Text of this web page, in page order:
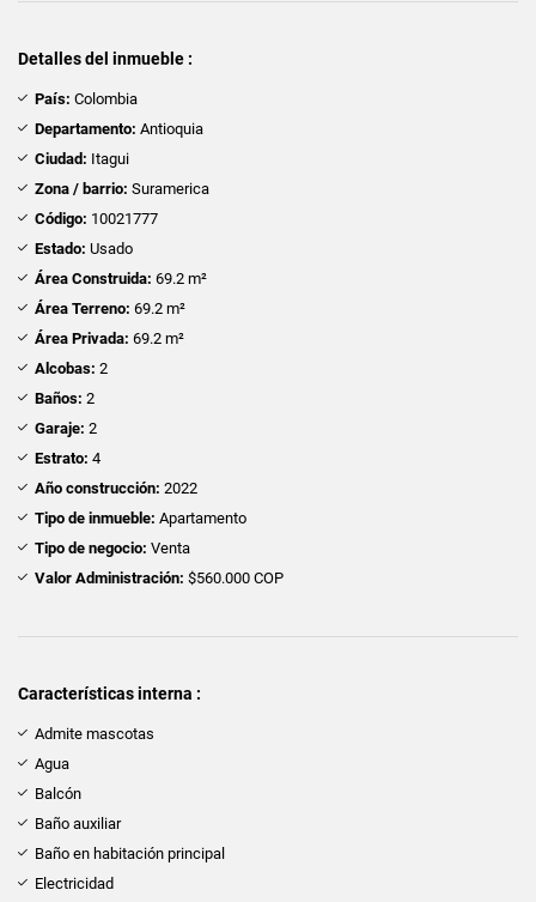
Detalles del inmueble :
País: Colombia
Departamento: Antioquia
Ciudad: Itagui
Zona / barrio: Suramerica
Código: 10021777
Estado: Usado
Área Construida: 69.2 m²
Área Terreno: 69.2 m²
Área Privada: 69.2 m²
Alcobas: 2
Baños: 2
Garaje: 2
Estrato: 4
Año construcción: 2022
Tipo de inmueble: Apartamento
Tipo de negocio: Venta
Valor Administración: $560.000 COP
Características interna :
Admite mascotas
Agua
Balcón
Baño auxiliar
Baño en habitación principal
Electricidad